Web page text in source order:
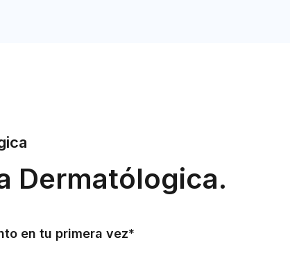
Dermatólogica.
en tu primera vez*